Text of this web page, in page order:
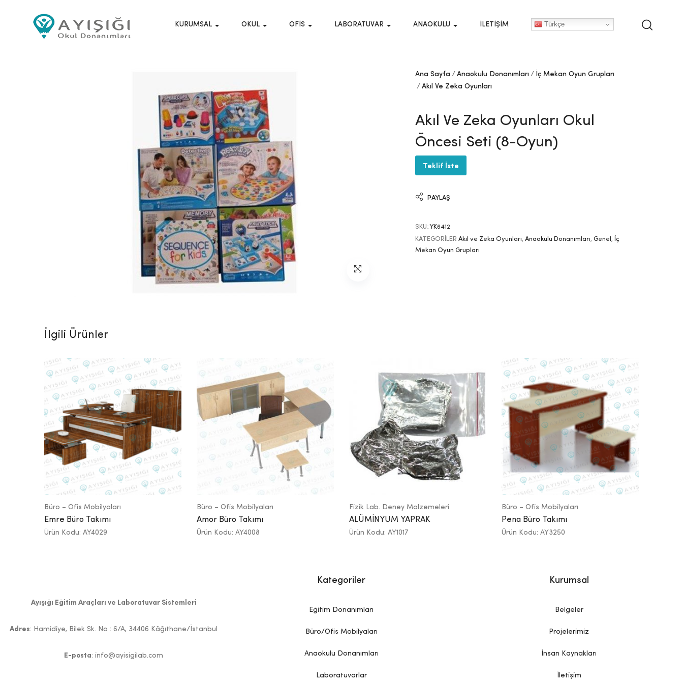
KURUMSAL OKUL OFIS LABORATUVAR ANAOKULU İLETIŞIM Türkçe
Ana Sayfa Anaokulu Donanımları
İç Mekan Oyun Grupları
Akıl Ve Zeka Oyunları
Akıl Ve Zeka Oyunları Okul
Öncesi Seti (8-Oyun)
Teklif İste
PAYLAŞ
SKU: YK6412
KATEGORILER Akıl ve Zeka Oyunları, Anaokulu Donanımları, Genel , İç
Mekan Oyun Grupları
İlgili Ürünler
Büro – Ofis Mobilyaları
Emre Büro Takımı
Ürün Kodu: AY4029
Büro – Ofis Mobilyaları
Amor Büro Takımı
Ürün Kodu: AY4008
Fizik Lab. Deney Malzemeleri
ALÜMİNYUM YAPRAK
Ürün Kodu: AY1017
Büro – Ofis Mobilyaları
Pena Büro Takımı
Ürün Kodu: AY3250
Ayışığı Eğitim Araçları ve Laboratuvar Sistemleri
Adres: Hamidiye, Bilek Sk. No : 6/A, 34406 Kâğıthane/İstanbul
E-posta: info@ayisigilab.com
Kategoriler
Eğitim Donanımları
Büro/Ofis Mobilyaları
Anaokulu Donanımları
Laboratuvarlar
Kurumsal
Belgeler
Projelerimiz
İnsan Kaynakları
İletişim